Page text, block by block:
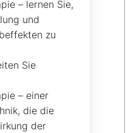
– lernen Sie,
und
zu
Sie
– einer
die die
der